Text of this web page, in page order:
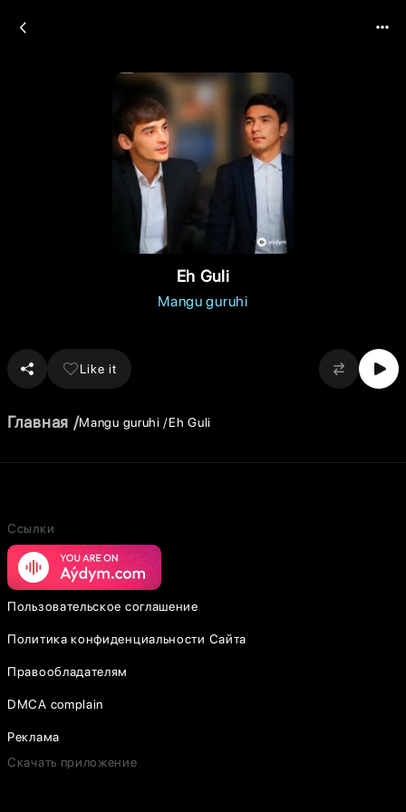
Eh Guli
Mangu guruhi
Like it
Главная Mangu guruhi Eh Guli
Ссылки
Пользовательское соглашение
Политика конфиденциальности Сайта
Правообладателям
DMCA complain
Реклама
Скачать приложение